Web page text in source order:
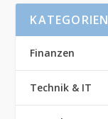
KATEGORIEN
Finanzen
Technik & IT